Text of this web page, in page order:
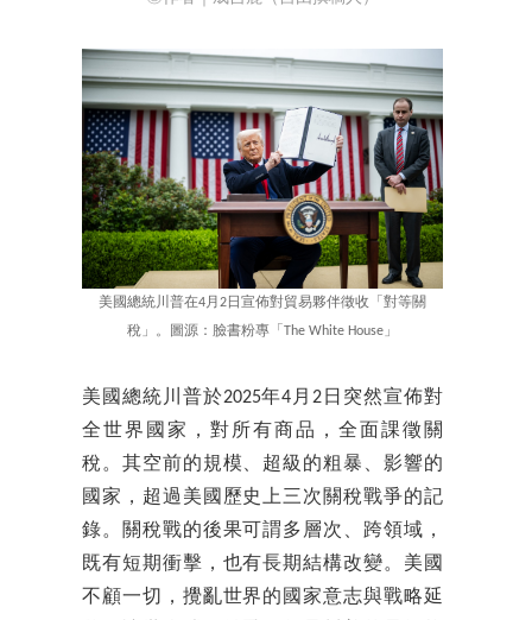
美國總統川普在4月2日宣佈對貿易夥伴徵收「對等關
稅」。圖源：臉書粉專「The White House」
美國總統川普於2025年4月2日突然宣佈對
全世界國家，對所有商品，全面課徵關
稅。其空前的規模、超級的粗暴、影響的
國家，超過美國歷史上三次關稅戰爭的記
錄。關稅戰的後果可謂多層次、跨領域，
既有短期衝擊，也有長期結構改變。美國
不顧一切，攪亂世界的國家意志與戰略延